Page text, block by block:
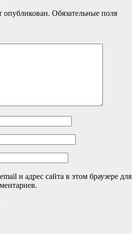
опубликован. Обязательные поля
и адрес сайта в этом браузере для